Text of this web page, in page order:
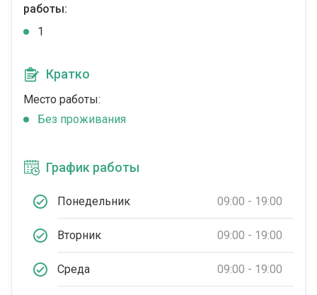
работы:
1
Кратко
Место работы:
Без проживания
График работы
Понедельник 09:00 - 19:00
Вторник 09:00 - 19:00
Среда 09:00 - 19:00